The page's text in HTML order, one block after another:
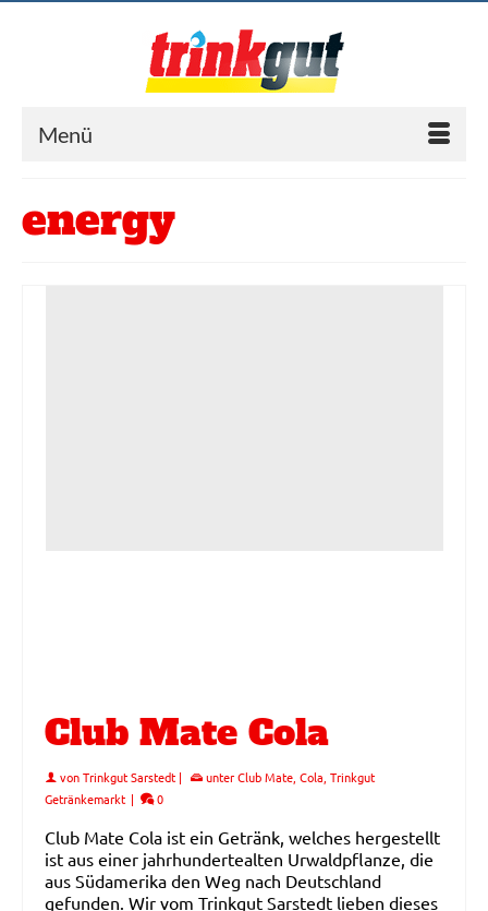
Menü
energy
Club Mate Cola
vonTrinkgut Sarstedt | unterClub Mate Cola Trinkgut
Getränkemarkt | 0
Club Mate Cola ist ein Getränk, welches hergestellt
ist aus einer jahrhundertealten Urwaldpflanze, die
aus Südamerika den Weg nach Deutschland
gefunden. Wir vom Trinkgut Sarstedt lieben dieses